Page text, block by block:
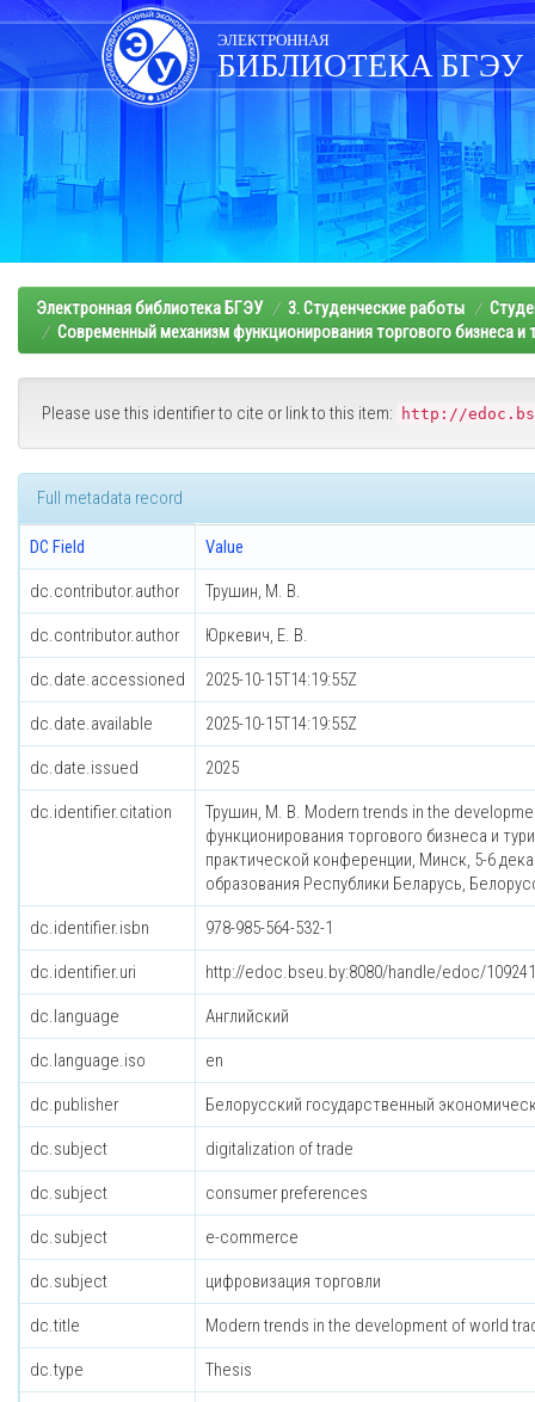
Skip
navigation
ЭЛЕКТРОННАЯ
БИБЛИОТЕКА БГЭУ
Электронная библиотека БГЭУ 3. Студенческие работы
Современный механизм функционирования торгового бизнеса и
Please use this identifier to cite or link to this item: http://
Full metadata record
DC Field Value
dc.contributor.author Трушин, М. В.
dc.contributor.author Юркевич, Е. В.
dc.date.accessioned 2025-10-15T14:19:55Z
dc.date.available 2025-10-15T14:19:55Z
dc.date.issued 2025
dc.identifier.citation
Трушин, М. В. Modern trends in the
функционирования торгового бизнеса и
практической конференции, Минск, 5-6
образования Республики Беларусь,
dc.identifier.isbn 978-985-564-532-1
dc.identifier.uri http://edoc.bseu.by:8080/handle/edoc/109241
dc.language Английский
dc.language.iso en
dc.publisher Белорусский государственный
dc.subject digitalization of trade
dc.subject consumer preferences
dc.subject e-commerce
dc.subject цифровизация торговли
dc.title Modern trends in the development of world
dc.type Thesis